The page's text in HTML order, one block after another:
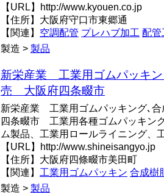
【URL】http://www.kyouen.co.jp
【住所】大阪府守口市東郷通
【関連】 空調配管 プレハブ加工 配管
製造 > 製品
新栄産業 工業用ゴムパッキ
売 大阪府四条畷市
新栄産業 工業用ゴムパッキング､
四条畷市 工業用各種ゴムパッキン
ム製品、工業用ロールライニング、
【URL】http://www.shineisangyo.jp
【住所】大阪府四條畷市美田町
【関連】 工業用ゴムパッキン 合成樹
製造 > 製品